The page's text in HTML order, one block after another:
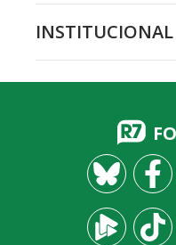
INSTITUCIONAL